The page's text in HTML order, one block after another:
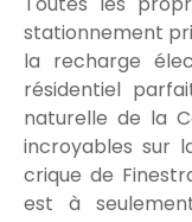
stationnement
la recharge
résidentiel
naturelle de la
incroyables sur
crique de
est à